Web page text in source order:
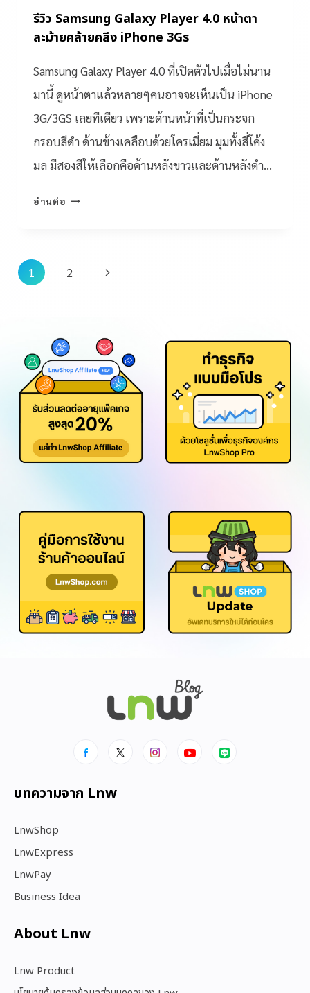
รีวิว Samsung Galaxy Player 4.0 หน้าตา
ละม้ายคล้ายคลึง iPhone 3Gs
Samsung Galaxy Player 4.0 ที่เปิดตัวไปเมื่อไม่นาน
มานี้ ดูหน้าตาแล้วหลายๆคนอาจจะเห็นเป็น iPhone
3G/3GS เลยทีเดียว เพราะด้านหน้าที่เป็นกระจก
กรอบสีดำ ด้านข้างเคลือบด้วยโครเมี่ยม มุมทั้งสี่โค้ง
มล มีสองสีให้เลือกคือด้านหลังขาวและด้านหลังดำ…
อ่านต่อ
1 2
บทความจาก Lnw
LnwShop
LnwExpress
LnwPay
Business Idea
About Lnw​
Lnw Product